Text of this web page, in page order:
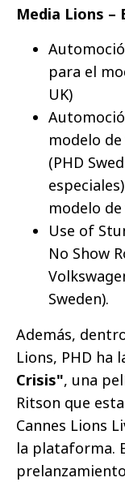
Media Lions –
para el
UK)
modelo
(PHD
modelo de
Use of
No Show
Sweden).
Además,
Lions, PHD ha
Crisis", una
Ritson que
Cannes Lions
la plataforma.